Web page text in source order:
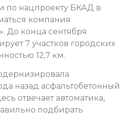
по нацпроекту БКАД в
компания
До конца сентября
7 участков городских
12,7 км.
назад асфальтобетонный
отвечает автоматика,
подбирать